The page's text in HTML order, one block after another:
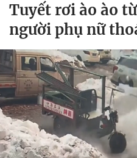
Tuyết rơi ào ào
người phụ nữ